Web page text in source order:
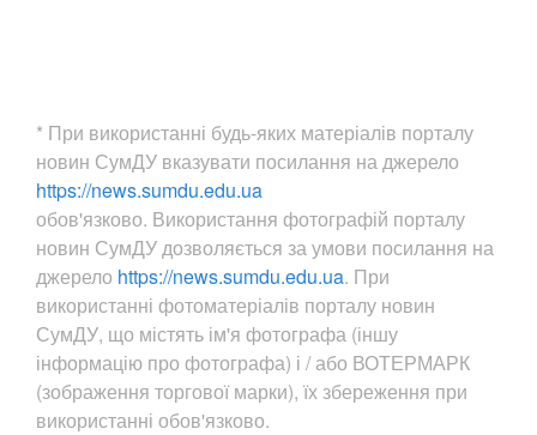
* При використанні будь-яких матеріалів порталу
новин СумДУ вказувати посилання на джерело
https://news.sumdu.edu.ua
обов'язково. Використання фотографій порталу
новин СумДУ дозволяється за умови посилання на
джерело https://news.sumdu.edu.ua. При
використанні фотоматеріалів порталу новин
СумДУ, що містять ім'я фотографа (іншу
інформацію про фотографа) і / або ВОТЕРМАРК
(зображення торгової марки), їх збереження при
використанні обов'язково.